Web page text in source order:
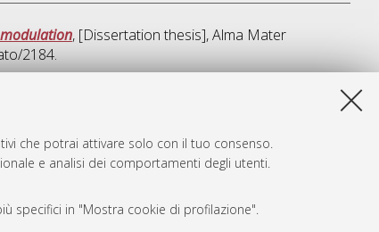
che potrai attivare solo con il tuo consenso.
e analisi dei comportamenti degli utenti.
specifici in "Mostra cookie di profilazione".
, [Dissertation thesis], Alma Mater
2184.
e' stata generata il Thu Aug 6 20:32:52 2026 CEST.